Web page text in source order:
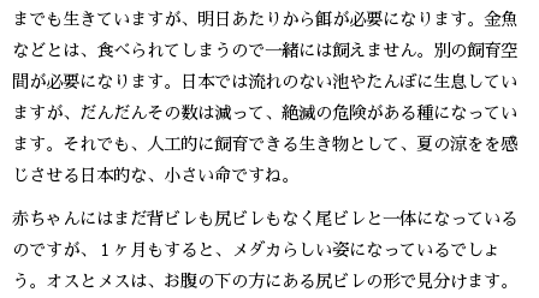
までも生きていますが、明日あたりから餌が必要になります。金魚
などとは、食べられてしまうので一緒には飼えません。別の飼育空
間が必要になります。日本では流れのない池やたんぼに生息してい
ますが、だんだんその数は減って、絶滅の危険がある種になってい
ます。それでも、人工的に飼育できる生き物として、夏の涼をを感
じさせる日本的な、小さい命ですね。
赤ちゃんにはまだ背ビレも尻ビレもなく尾ビレと一体になっている
のですが、１ヶ月もすると、メダカらしい姿になっているでしょ
う。オスとメスは、お腹の下の方にある尻ビレの形で見分けます。